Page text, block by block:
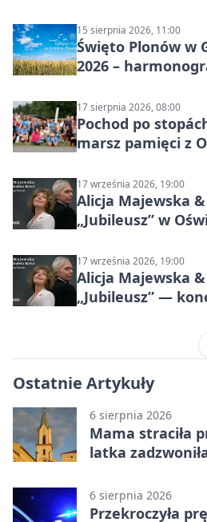
15 sierpnia 2026, 11:00
Święto Plonów w
2026 –
17 sierpnia 2026, 08:00
Pochod po
marsz pamięci z
17 września 2026, 19:00
Alicja Majewska
„Jubileusz” w
17 września 2026, 19:00
Alicja Majewska
„Jubileusz” —
Ostatnie Artykuły
6 sierpnia 2026
Mama straciła
latka
6 sierpnia 2026
Przekroczyła